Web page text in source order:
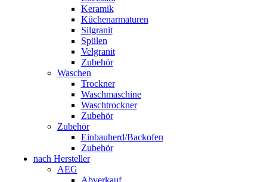
Keramik
Küchenarmaturen
Silgranit
Spülen
Velgranit
Zubehör
Waschen
Trockner
Waschmaschine
Waschtrockner
Zubehör
Zubehör
Einbauherd/Backofen
Zubehör
nach Hersteller
AEG
Abverkauf